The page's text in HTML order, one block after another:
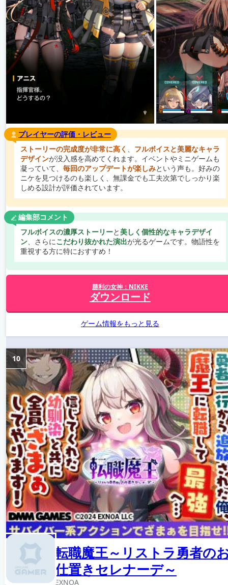
プレイヤーの評価・レビュー
ストーリーの完成度が非常に高く 、 フルボイスと美麗なキャラ
デザインが没入感を高めてくれます。イベントやミニゲームも
凝っていて、 毎回のアップデートが楽しみという声も。好みの
ニケを見つけるのも楽しく、無課金でも工夫次第でしっかり楽
しめる設計が評価されています。
編集部コメント
フルボイスの濃厚ストーリーと美しく個性的なキャラデザイ
ン、さらにこだわり抜かれた演出が光るゲームです。物語性を
重視する方に特におすすめ！
勝利の女神：NIKKE
ダウンロード
ゲーム情報をもっと見る
転職魔王～リストラ勇者の
仕置きセレナーデ～
EXNOA
10